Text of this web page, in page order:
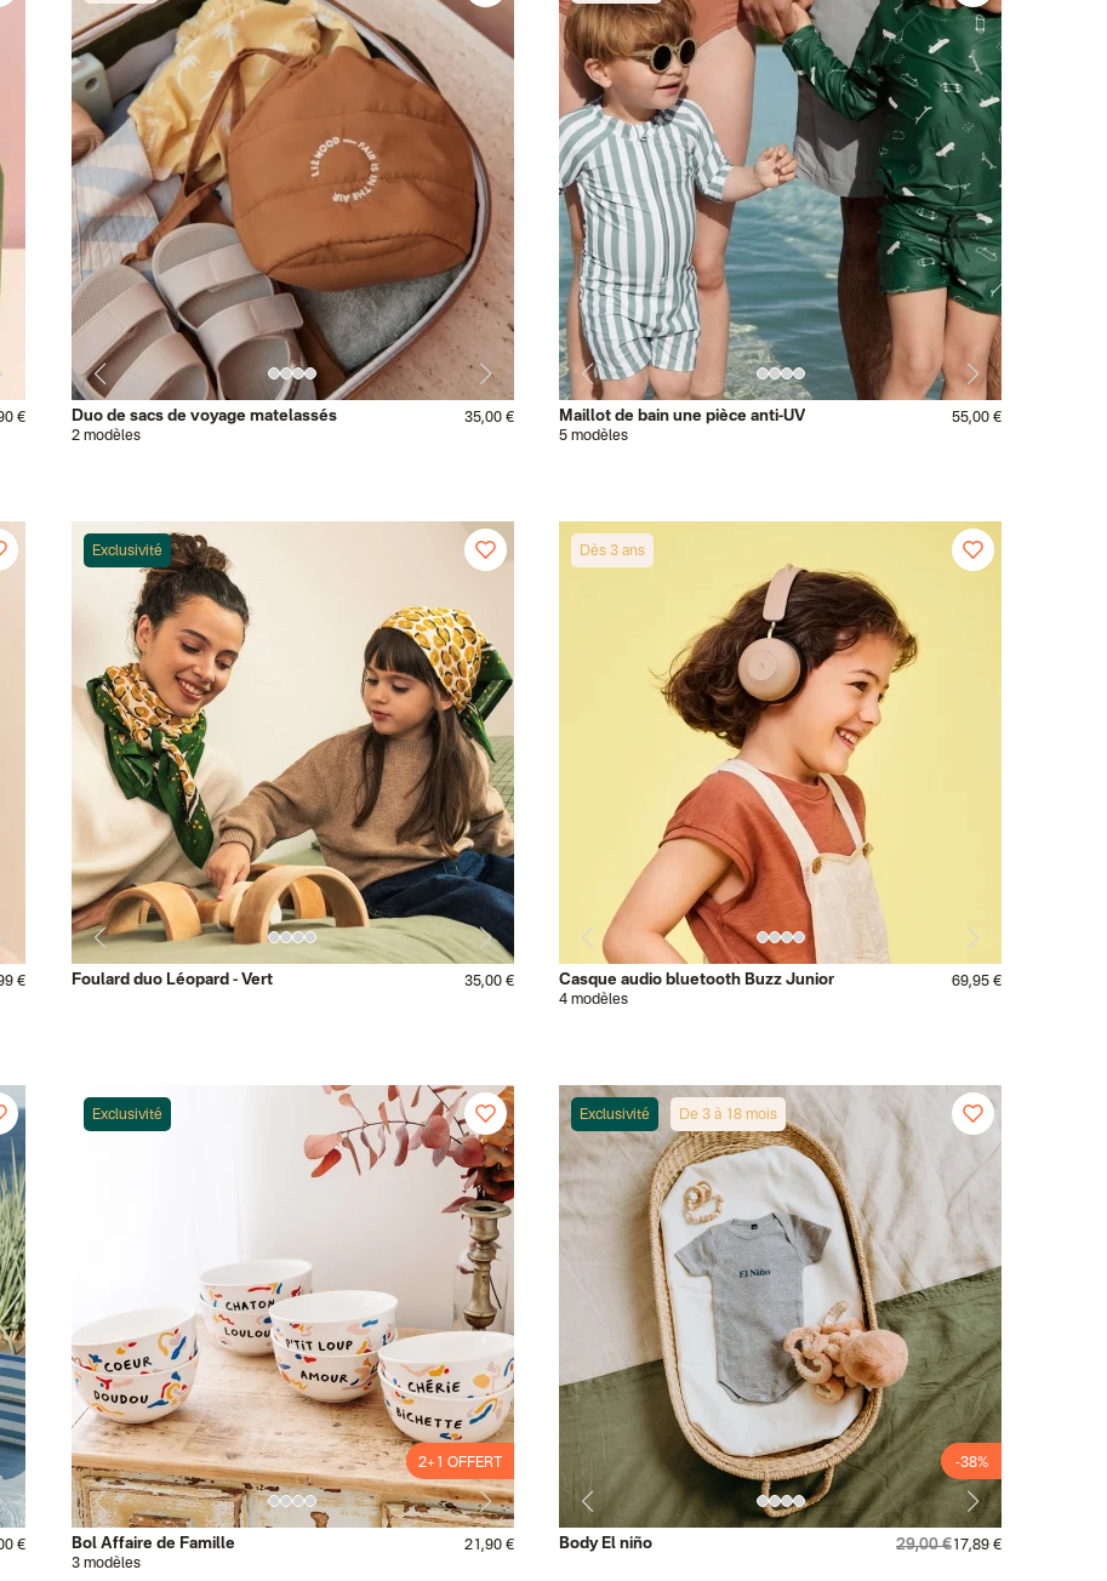
€
Duo de sacs de voyage matelassés
35,00 €
2 modèles
Maillot de bain une pièce anti-UV
55,00 €
5 modèles
€
Exclusivité
Foulard duo Léopard - Vert 35,00 €
Dès 3 ans
Casque audio bluetooth Buzz Junior
69,95 €
4 modèles
€
Exclusivité
2+1 OFFERT
2+1 OFFERT
Bol Affaire de Famille
21,90 €
3 modèles
De 3 à 18 mois
Exclusivité
-38%
Body El niño 29,00 €17,89 €